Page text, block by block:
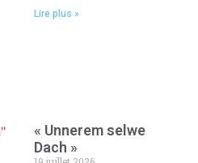
Lire plus »
« Unnerem selwe
Dach »